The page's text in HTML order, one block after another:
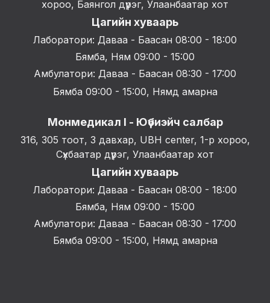
хороо, Баянгол дүүрэг, Улаанбаатар хот
Цагийн хуваарь
Лаборатори: Даваа - Баасан 08:00 - 18:00
Бямба, Ням 09:00 - 15:00
Амбулатори: Даваа - Баасан 08:30 - 17:00
Бямба 09:00 - 15:00, Нямд амарна
Монмедикал I - Юүбиэйч салбар
316, 305 тоот, 3 давхар, UBH center, 1-р хороо,
Сүхбаатар дүүрэг, Улаанбаатар хот
Цагийн хуваарь
Лаборатори: Даваа - Баасан 08:00 - 18:00
Бямба, Ням 09:00 - 15:00
Амбулатори: Даваа - Баасан 08:30 - 17:00
Бямба 09:00 - 15:00, Нямд амарна